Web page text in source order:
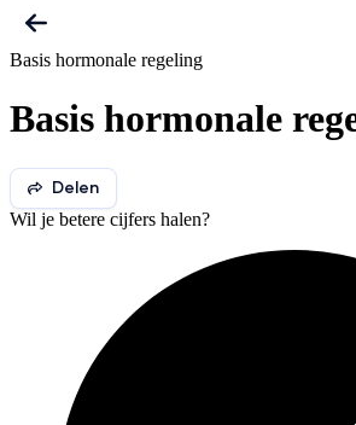
Basis hormonale regeling
Basis hormonale
Delen
Wil je betere cijfers halen?